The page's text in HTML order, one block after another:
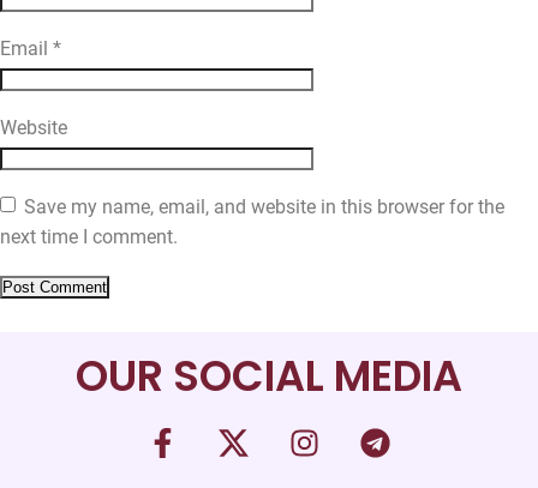
Email *
Website
Save my name, email, and website in this browser for the
next time I comment.
OUR SOCIAL MEDIA